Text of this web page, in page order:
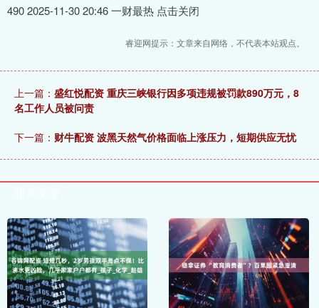
490 2025-11-30 20:46 一财最热 点击关闭
睿迎网提示：文章来自网络，不代表本站观点。
上一篇： 盛红悦配资 重庆三峡银行因多项违规被罚款890万元，8
名工作人员被问责
下一篇： 财牛配资 波黑天然气价格面临上涨压力，短期供应无忧